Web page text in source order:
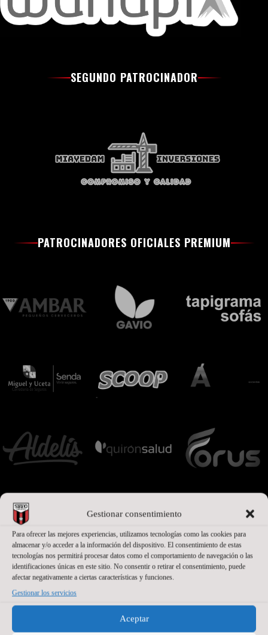
Gestionar consentimiento
Para ofrecer las mejores experiencias, utilizamos tecnologías como las cookies para
almacenar y/o acceder a la información del dispositivo. El consentimiento de estas
tecnologías nos permitirá procesar datos como el comportamiento de navegación o las
identificaciones únicas en este sitio. No consentir o retirar el consentimiento, puede
afectar negativamente a ciertas características y funciones.
Gestionar los servicios
Aceptar
SEGUNDO PATROCINADOR
PATROCINADORES OFICIALES PREMIUM
PATROCINADORES